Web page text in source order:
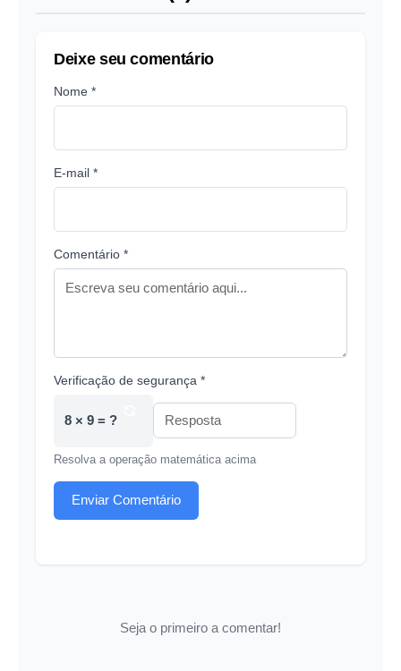
Deixe seu comentário
Nome *
E-mail *
Comentário *
Verificação de segurança *
8 × 9 = ?
Resolva a operação matemática acima
Enviar Comentário
Seja o primeiro a comentar!